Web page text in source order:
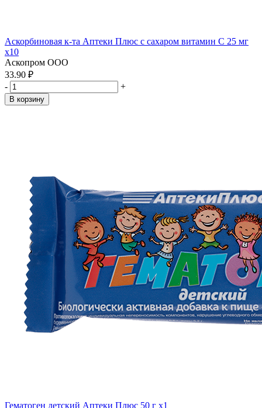
Аскорбиновая к-та Аптеки Плюс с сахаром витамин С 25 мг
x10
Аскопром ООО
33.90 ₽
-
+
В корзину
Гематоген детский Аптеки Плюс 50 г x1